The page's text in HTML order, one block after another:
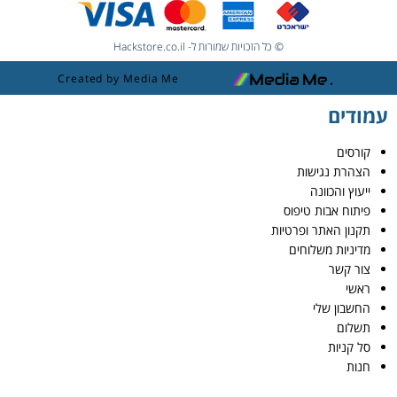
© כל הזכויות שמורות ל- Hackstore.co.il
Created by Media Me
עמודים
קורסים
הצהרת נגישות
ייעוץ והכוונה
פיתוח אבות טיפוס
תקנון האתר ופרטיות
מדיניות משלוחים
צור קשר
ראשי
החשבון שלי
תשלום
סל קניות
חנות